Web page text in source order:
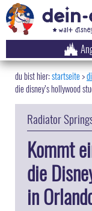
startseite
die disney’s hollywood
Radiator
Kommt
die
in